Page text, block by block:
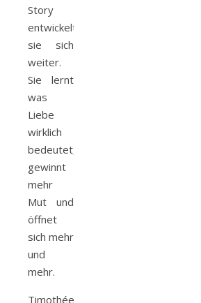
Story
entwickelt
sie sich
weiter.
Sie lernt
was
Liebe
wirklich
bedeutet,
gewinnt
mehr
Mut und
öffnet
sich mehr
und
mehr.
Timothée